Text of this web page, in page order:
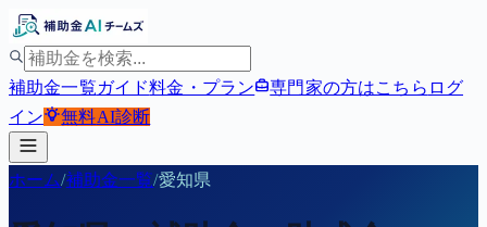
補助金一覧ガイド料金・プラン 専門家の方はこちら ログ
イン
無料AI診断
ホーム/補助金一覧/愛知県